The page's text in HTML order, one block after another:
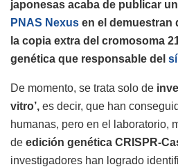
japonesas acaba de publicar
PNAS Nexus en el demuestran
la copia extra del cromosoma
genética que responsable del
De momento, se trata solo de
vitro’, es decir, que han
humanas, pero en el laboratorio,
de edición genética CRISPR-
investigadores han logrado